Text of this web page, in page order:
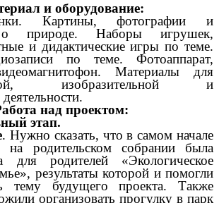
и оборудование:
Картины, фотографии и
о природе. Наборы игрушек,
и дидактические игры по теме.
по теме. Фотоаппарат,
Материалы для
изобразительной и
над проектом:
этап.
. Нужно сказать, что в самом начале
на родительском собрании была
для родителей «Экологическое
результаты которой и помогли
тему будущего проекта. Также
организовать прогулку в парк